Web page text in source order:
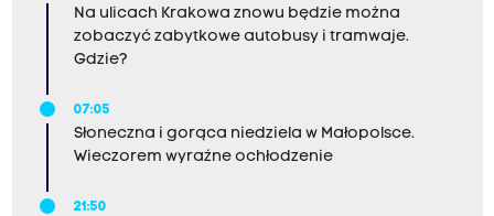
Na ulicach Krakowa znowu będzie można
zobaczyć zabytkowe autobusy i tramwaje.
Gdzie?
07:05
Słoneczna i gorąca niedziela w Małopolsce.
Wieczorem wyraźne ochłodzenie
21:50